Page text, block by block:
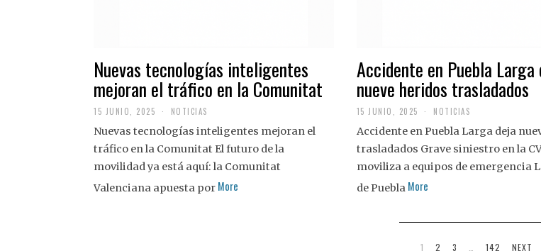
Nuevas tecnologías inteligentes
mejoran el tráfico en la Comunitat
15 JUNIO, 2025 NOTICIAS
Nuevas tecnologías inteligentes mejoran el
tráfico en la Comunitat El futuro de la
movilidad ya está aquí: la Comunitat
Valenciana apuesta por More
Accidente en Puebla Larga
nueve heridos trasladados
15 JUNIO, 2025 NOTICIAS
Accidente en Puebla Larga deja
trasladados Grave siniestro en la
moviliza a equipos de emergencia
de Puebla More
1 2 3 … 142 NEXT